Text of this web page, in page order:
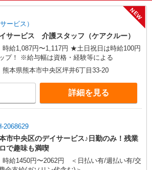
掲載期間終了
ービス）
NEW
サービス 介護スタッフ（ケアクルー）
時給1,087円〜1,117円 ★土日祝日は時給100円
プ！ ※給与幅は資格・経験等による
熊本県熊本市中央区坪井6丁目33-20
詳細を見る
2068629
市中央区のデイサービス♪日勤のみ！残業
で趣味も満喫
時給1450円〜2062円 ＜日払い有/週払い有/交